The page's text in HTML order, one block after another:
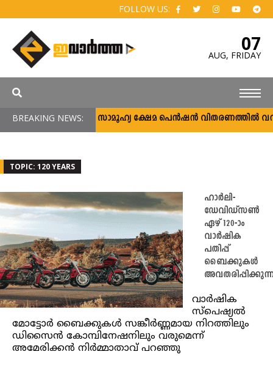
FOLLOW US:
07
AUG, FRIDAY
BREAKING NEWS: സാമൂഹ്യ ക്ഷേമ പെൻഷൻ വിതരണത്തിൽ
TOPIC: 120 YEARS
ഹാർലി-
ഡേവിഡ്‌സൺ
ഏഴ് 120-ാം
വാർഷിക
പതിപ്പ്
ബൈക്കുകൾ
വാർഷിക
സ്‌പെഷ്യൽ
മോട്ടോർ ബൈക്കുകൾ സങ്കീർണ്ണമായ നിറത്തിലും
ഡിസൈൻ കോമ്പിനേഷനിലും വരുമെന്ന്
അമേരിക്കൻ നിർമ്മാതാവ് പറഞ്ഞു